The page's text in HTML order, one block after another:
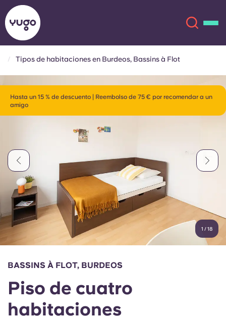
Ubicaciones
Cuenta Idioma
English (GB)
Chinese
Español
Elige un país
Iniciar sesión
Chinese
Català Deutsch
Italian French
Portuguese
Tipos de habitaciones en Burdeos, Bassins à Flot
Hasta un 15 % de descuento | Reembolso de 75 € por recomendar a un
amigo
1 /18
BASSINS À FLOT, BURDEOS
Piso de cuatro
habitaciones